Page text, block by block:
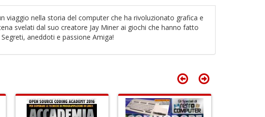
viaggio nella storia del computer che ha rivoluzionato grafica e
svelati dal suo creatore Jay Miner ai giochi che hanno fatto
aneddoti e passione Amiga!